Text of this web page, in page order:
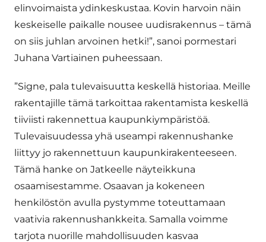
elinvoimaista ydinkeskustaa. Kovin harvoin näin
keskeiselle paikalle nousee uudisrakennus – tämä
on siis juhlan arvoinen hetki!”, sanoi pormestari
Juhana Vartiainen puheessaan.
”Signe, pala tulevaisuutta keskellä historiaa. Meille
rakentajille tämä tarkoittaa rakentamista keskellä
tiiviisti rakennettua kaupunkiympäristöä.
Tulevaisuudessa yhä useampi rakennushanke
liittyy jo rakennettuun kaupunkirakenteeseen.
Tämä hanke on Jatkeelle näyteikkuna
osaamisestamme. Osaavan ja kokeneen
henkilöstön avulla pystymme toteuttamaan
vaativia rakennushankkeita. Samalla voimme
tarjota nuorille mahdollisuuden kasvaa